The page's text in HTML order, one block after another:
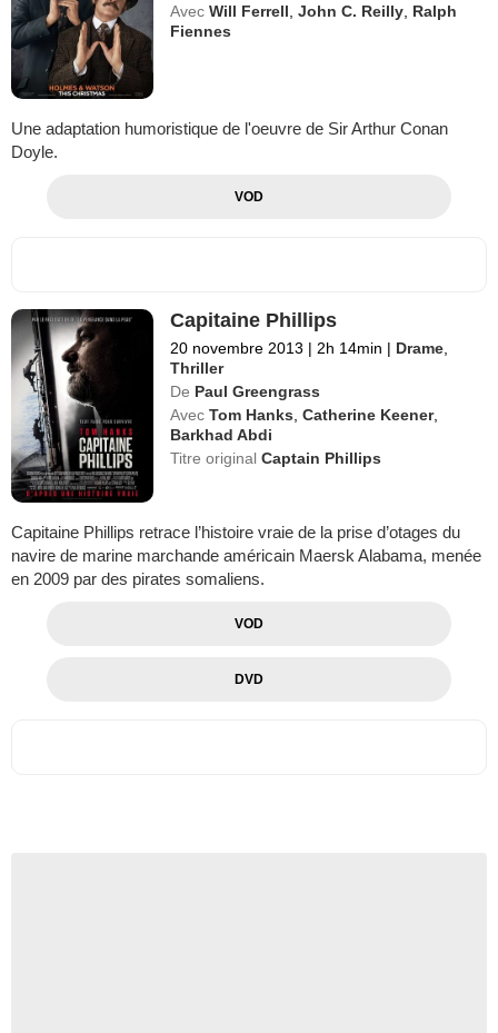
Avec Will Ferrell ,John C. Reilly Ralph
Fiennes
Une adaptation humoristique de l'oeuvre de Sir Arthur Conan
Doyle.
VOD
Capitaine Phillips
20 novembre 2013 | 2h 14min | Drame
Thriller
De Paul Greengrass
Avec Tom Hanks ,Catherine Keener,
Barkhad Abdi
Titre originalCaptain Phillips
Capitaine Phillips retrace l’histoire vraie de la prise d’otages du
navire de marine marchande américain Maersk Alabama, menée
en 2009 par des pirates somaliens.
VOD
DVD